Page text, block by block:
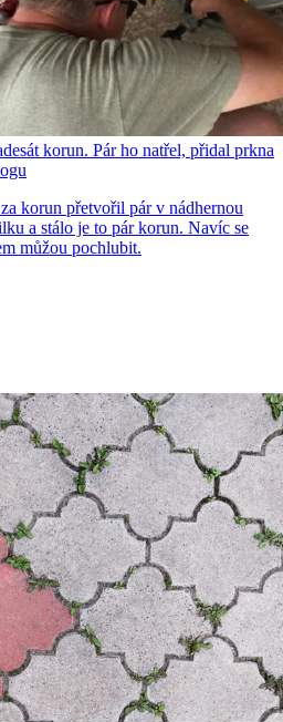
korun. Pár ho natřel, přidal prkna
korun přetvořil pár v nádhernou
a stálo je to pár korun. Navíc se
můžou pochlubit.